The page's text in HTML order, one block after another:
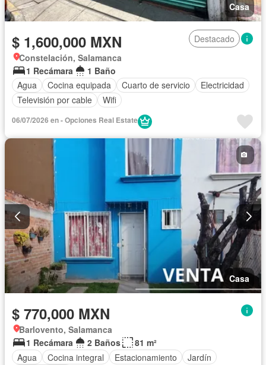
Casa
$ 1,600,000 MXN
Destacado
Constelación, Salamanca
1 Recámara
1 Baño
Agua
Cocina equipada Cuarto de servicio
Electricidad
Televisión por cable
Wifi
06/07/2026 en - Opciones Real Estate
Casa
$ 770,000 MXN
Barlovento, Salamanca
1 Recámara
2 Baños
81 m²
Agua
Cocina integral Estacionamiento
Jardín